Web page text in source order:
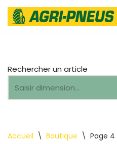
Aller
Accueil \ Boutique \ Page 4
Rechercher un article